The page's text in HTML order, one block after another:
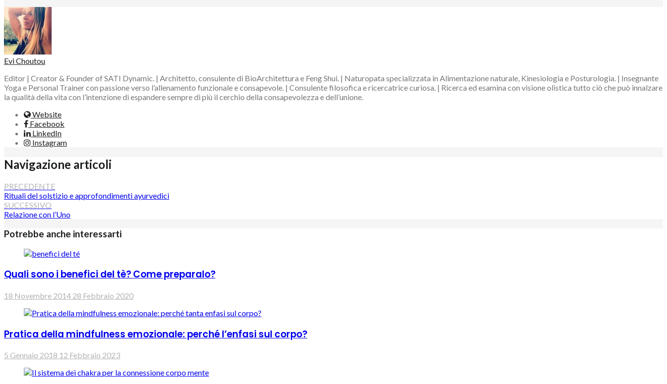
Evi Choutou
Editor | Creator & Founder of SATI Dynamic. | Architetto, consulente di BioArchitettura e Feng Shui. | Naturopata specializzata in Alimentazione naturale, Kinesiologia e Posturologia. | Insegnante
Yoga e Personal Trainer con passione verso l’allenamento funzionale e consapevole. | Consulente filosofica e ricercatrice curiosa. | Ricerca ed esamina con visione olistica tutto ciò che può innalzare
la qualità della vita con l’intenzione di espandere sempre di più il cerchio della consapevolezza e dell’unione.
Website
Facebook
LinkedIn
Instagram
Navigazione articoli
PRECEDENTE
Rituali del solstizio e approfondimenti ayurvedici
SUCCESSIVO
Relazione con l’Uno
Potrebbe anche interessarti
Quali sono i benefici del tè? Come preparalo?
18 Novembre 2014 28 Febbraio 2020
Pratica della mindfulness emozionale: perché l’enfasi sul corpo?
5 Gennaio 2018 12 Febbraio 2023